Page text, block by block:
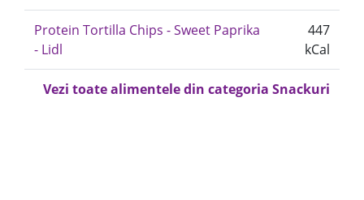
Protein Tortilla Chips - Sweet Paprika
- Lidl
447
kCal
Vezi toate alimentele din categoria Snackuri